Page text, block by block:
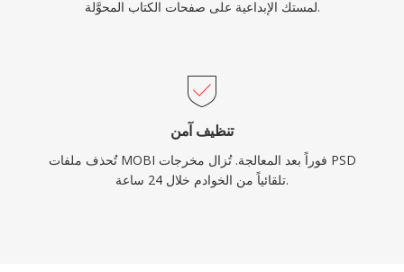
لمستك الإبداعية على صفحات الكتاب المحوَّلة.
تنظيف آمن
تُحذف ملفات MOBI فوراً بعد المعالجة. تُزال مخرجات PSD
تلقائياً من الخوادم خلال 24 ساعة.